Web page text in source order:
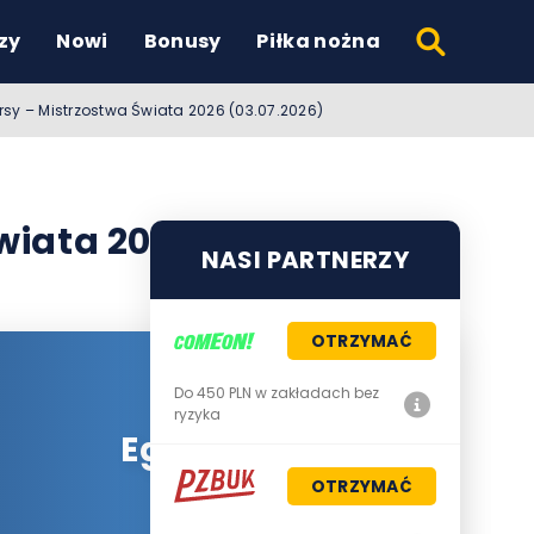
Nowi Bonusy Piłka nożna
– Mistrzostwa Świata 2026 (03.07.2026)
2026 (03.07.2026)
Egipt
NASI PARTNERZY
OTRZYMAĆ
Do 450 PLN w zakładach bez
ryzyka
OTRZYMAĆ